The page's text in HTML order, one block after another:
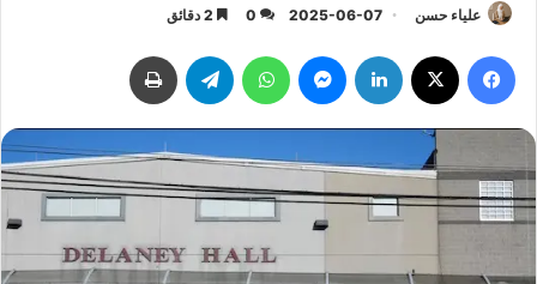
علياء حسن 2025-06-07
0